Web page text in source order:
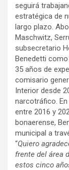
seguirá
estratégica de
largo plazo.
Maschwitz,
subsecretario
Benedetti
35 años de
comisario
Interior desde
narcotráfico.
entre 2016 y
bonaerense,
municipal a
“Quiero
frente del área
estos cinco